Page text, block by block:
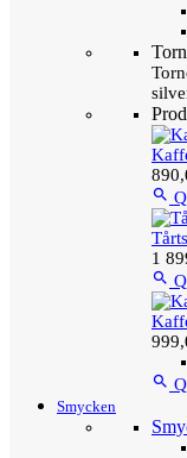

1


Smycken